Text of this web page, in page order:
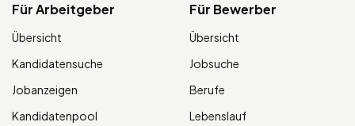
Für Arbeitgeber
Übersicht
Kandidatensuche
Jobanzeigen
Kandidatenpool
Für Bewerber
Übersicht
Jobsuche
Berufe
Lebenslauf